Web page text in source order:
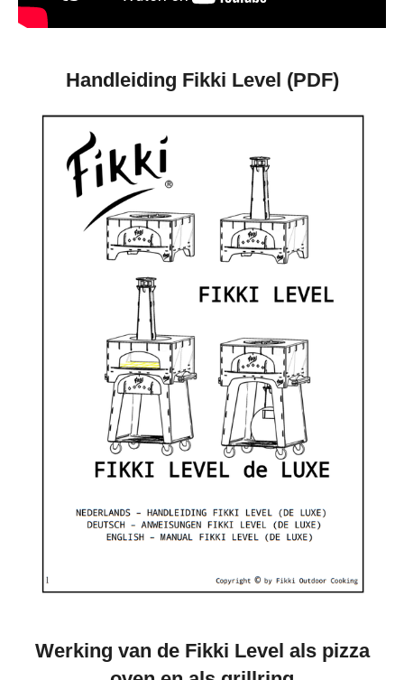
Handleiding Fikki Level (PDF)
Werking van de Fikki Level als pizza